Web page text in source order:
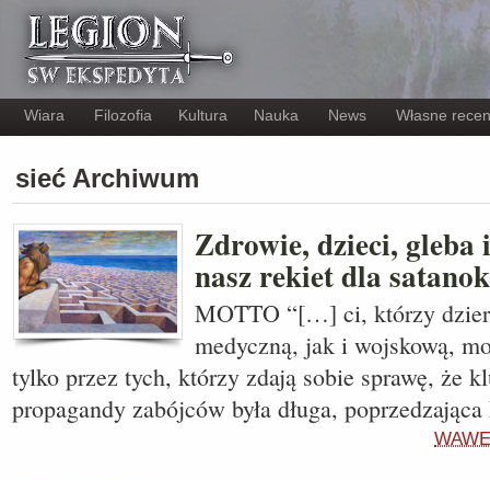
Wiara Filozofia Kultura Nauka News Własne
sieć Archiwum
Zdrowie, dzieci, gleba
nasz rekiet dla
MOTTO “[…] ci, którzy
medyczną, jak i wojskową,
tylko przez tych, którzy zdają sobie sprawę, że
propagandy zabójców była długa,